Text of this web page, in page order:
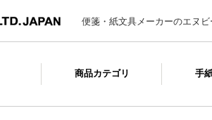
便箋・紙文具メーカーのエヌビ
商品カテゴリ 手